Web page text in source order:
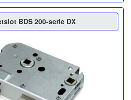
BDS 200-serie DX